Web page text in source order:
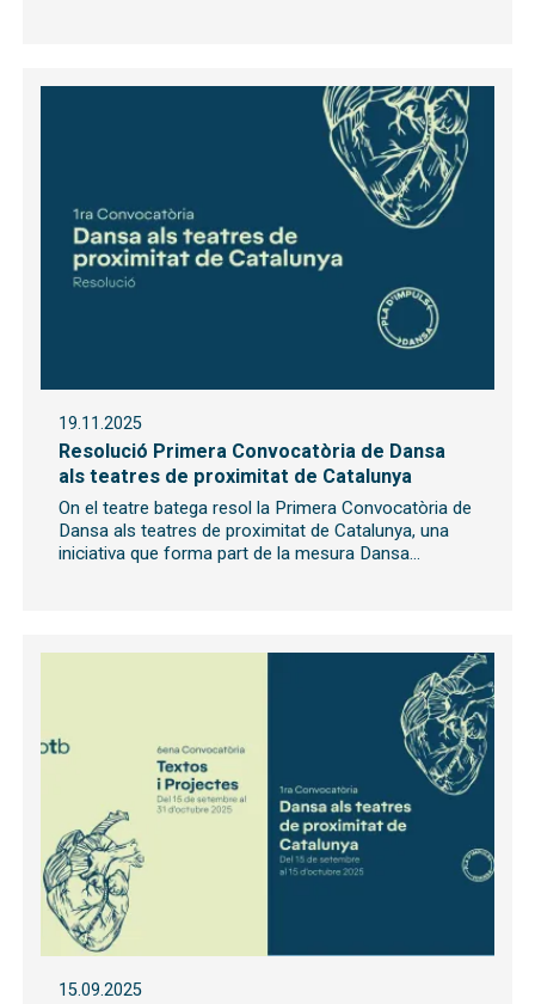
19.11.2025
Resolució Primera Convocatòria de Dansa
als teatres de proximitat de Catalunya
On el teatre batega resol la Primera Convocatòria de
Dansa als teatres de proximitat de Catalunya, una
iniciativa que forma part de la mesura Dansa...
15.09.2025